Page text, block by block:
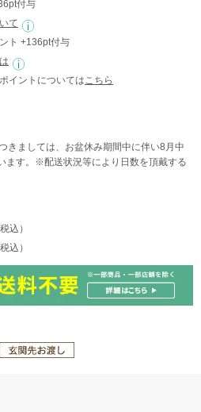
付与
て
ト +136pt付与
イントについては こちら
きましては、お盆休み期間中に伴い8月中
ます。※配送状況等により日数を頂戴する
込）
込）